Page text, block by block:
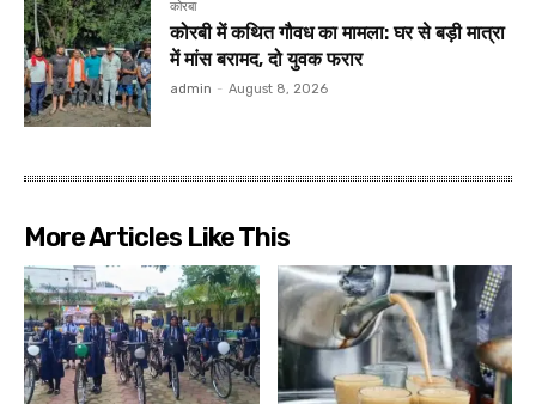
कोरबा
कोरबी में कथित गौवध का मामला: घर से बड़ी मात्रा
में मांस बरामद, दो युवक फरार
admin - August 8, 2026
More Articles Like This